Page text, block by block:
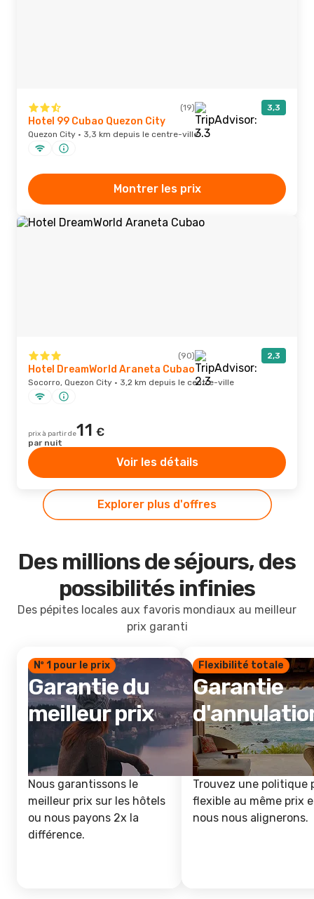
(19) 3,3
Hotel 99 Cubao Quezon City
Quezon City · 3,3 km depuis le centre-ville
Montrer les prix
(90) 2,3
Hotel DreamWorld Araneta Cubao
Socorro, Quezon City · 3,2 km depuis le centre-ville
prix à partir de11 €
par nuit
Voir les détails
Explorer plus d'offres
Des millions de séjours, des
possibilités infinies
Des pépites locales aux favoris mondiaux au meilleur
prix garanti
Nº 1 pour le prix
Garantie du
meilleur prix
Nous garantissons le
meilleur prix sur les hôtels
ou nous payons 2x la
différence.
Flexibilité totale
Garantie
Trouvez une politique
flexible au même prix
nous nous alignerons.